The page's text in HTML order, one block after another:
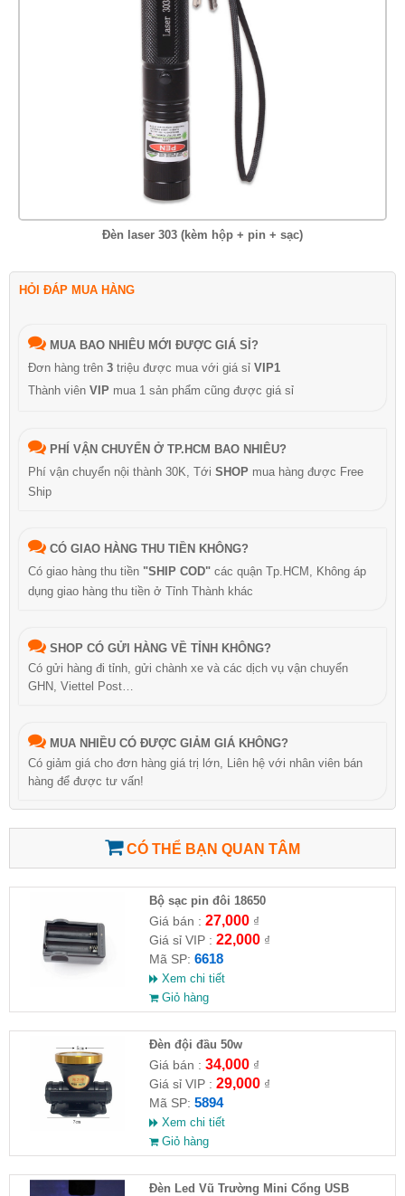
Đèn laser 303 (kèm hộp + pin + sạc)
HỎI ĐÁP MUA HÀNG
MUA BAO NHIÊU MỚI ĐƯỢC GIÁ SỈ?
Đơn hàng trên 3 triệu được mua với giá sỉ VIP1
Thành viên VIP mua 1 sản phẩm cũng được giá sỉ
PHÍ VẬN CHUYỂN Ở TP.HCM BAO NHIÊU?
Phí vận chuyển nội thành 30K, Tới SHOP mua hàng được Free
Ship
CÓ GIAO HÀNG THU TIỀN KHÔNG?
Có giao hàng thu tiền "SHIP COD" các quận Tp.HCM, Không áp
dụng giao hàng thu tiền ở Tỉnh Thành khác
SHOP CÓ GỬI HÀNG VỀ TỈNH KHÔNG?
Có gửi hàng đi tỉnh, gửi chành xe và các dịch vụ vận chuyển
GHN, Viettel Post…
MUA NHIỀU CÓ ĐƯỢC GIẢM GIÁ KHÔNG?
Có giảm giá cho đơn hàng giá trị lớn, Liên hệ với nhân viên bán
hàng để được tư vấn!
CÓ THỂ BẠN QUAN TÂM
Bộ sạc pin đôi 18650
Giá bán : 27,000₫
Giá sỉ VIP : 22,000₫
Mã SP: 6618
Xem chi tiết
Giỏ hàng
Đèn đội đầu 50w
Giá bán : 34,000₫
Giá sỉ VIP : 29,000₫
Mã SP: 5894
Xem chi tiết
Giỏ hàng
Đèn Led Vũ Trường Mini Cổng USB